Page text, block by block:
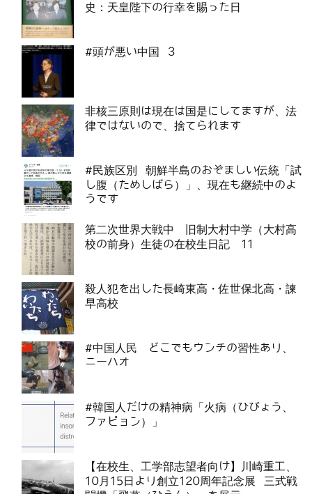
史：天皇陛下の行幸を賜った日
#頭が悪い中国 3
非核三原則は現在は国是にしてますが、法
律ではないので、捨てられます
#民族区別 朝鮮半島のおぞましい伝統「試
し腹（ためしばら）」、現在も継続中のよ
うです
第二次世界大戦中 旧制大村中学（大村高
校の前身）生徒の在校生日記 11
殺人犯を出した長崎東高・佐世保北高・諫
早高校
#中国人民 どこでもウンチの習性あり、
ニーハオ
#韓国人だけの精神病「火病（ひびょう、
ファビョン）」
【在校生、工学部志望者向け】川崎重工、
10月15日より創立120周年記念展 三式戦